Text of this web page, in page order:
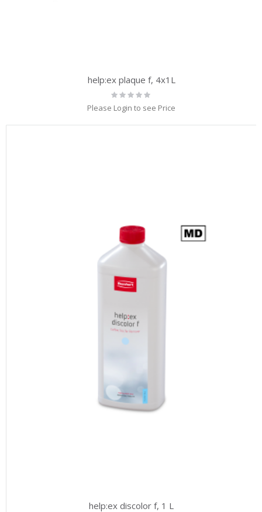
help:ex plaque f, 4x1L
Rating:
0%
Please Login to see Price
help:ex discolor f, 1 L